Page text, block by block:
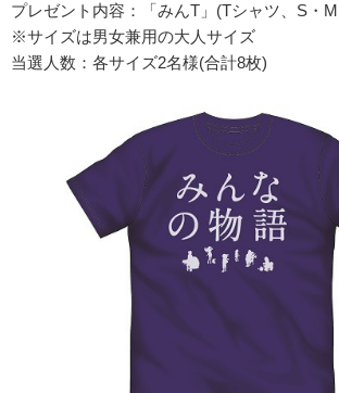
プレゼント内容：「みんT」(Tシャツ、S・
※サイズは男女兼用の大人サイズ
当選人数：各サイズ2名様(合計8枚)